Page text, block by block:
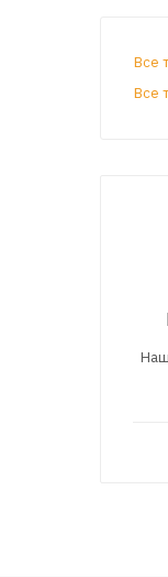
Все
Все